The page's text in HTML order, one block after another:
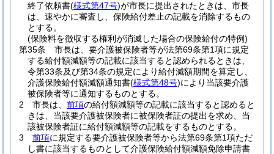
終了依頼書(様式第47号)が市長に提出されたときは、市長
は、速やかに審査し、保険給付差止の記載を消除するもの
とする。
(保険料を徴収する権利が消滅した場合の保険給付の特例)
第35条
市長は、要介護被保険者等が法第69条第1項に規定
する給付額減額等の記載に該当すると認められるときは、
令第33条及び第34条の規定により給付減額期間を算定し、
介護保険給付額減額通知書(様式第48号)により当該要介護
被保険者等に通知するものとする。
2
市長は、 前項の給付額減額等の記載に該当すると認めると
きは、当該要介護被保険者に被保険者証の提出を求め、当
該被保険者証に給付額減額等の記載をするものとする。
3
前項に規定する要介護被保険者等から法第69条第1項ただ
し書に該当するものとして介護保険給付額減額免除申請書